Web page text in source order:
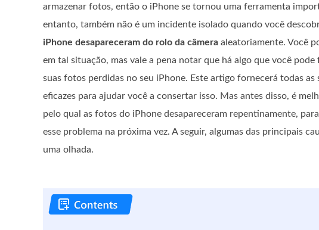
armazenar fotos, então o iPhone se tornou uma ferramenta
entanto, também não é um incidente isolado quando você
iPhone desapareceram do rolo da câmera aleatoriamente. Você
em tal situação, mas vale a pena notar que há algo que você
suas fotos perdidas no seu iPhone. Este artigo fornecerá todas as
eficazes para ajudar você a consertar isso. Mas antes disso, é
pelo qual as fotos do iPhone desapareceram repentinamente,
esse problema na próxima vez. A seguir, algumas das principais
uma olhada.